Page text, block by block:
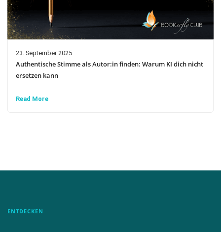
23. September 2025
Authentische Stimme als Autor:in finden: Warum KI dich nicht
ersetzen kann
Read More
ENTDECKEN